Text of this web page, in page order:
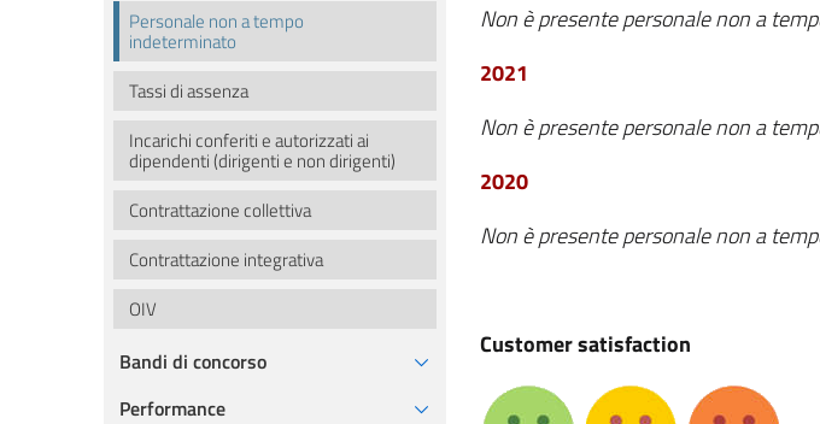
Personale non a tempo
indeterminato
Tassi di assenza
Incarichi conferiti e autorizzati ai
dipendenti (dirigenti e non dirigenti)
Contrattazione collettiva
Contrattazione integrativa
OIV
Bandi di concorso
Performance
Non è presente personale non a
2021
Non è presente personale non a
2020
Non è presente personale non a
Customer satisfaction